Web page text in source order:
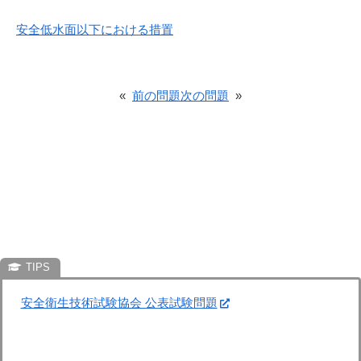
安全低水面以下における措置
« 前の問題次の問題 »
安全衛生技術試験協会 公表試験問題